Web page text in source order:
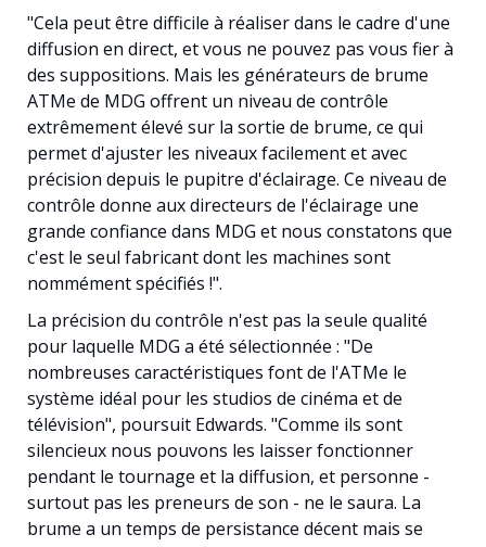
"Cela peut être difficile à réaliser dans le cadre d'une
diffusion en direct, et vous ne pouvez pas vous fier à
des suppositions. Mais les générateurs de brume
ATMe de MDG offrent un niveau de contrôle
extrêmement élevé sur la sortie de brume, ce qui
permet d'ajuster les niveaux facilement et avec
précision depuis le pupitre d'éclairage. Ce niveau de
contrôle donne aux directeurs de l'éclairage une
grande confiance dans MDG et nous constatons que
c'est le seul fabricant dont les machines sont
nommément spécifiés !".
La précision du contrôle n'est pas la seule qualité
pour laquelle MDG a été sélectionnée : "De
nombreuses caractéristiques font de l'ATMe le
système idéal pour les studios de cinéma et de
télévision", poursuit Edwards. "Comme ils sont
silencieux nous pouvons les laisser fonctionner
pendant le tournage et la diffusion, et personne -
surtout pas les preneurs de son - ne le saura. La
brume a un temps de persistance décent mais se